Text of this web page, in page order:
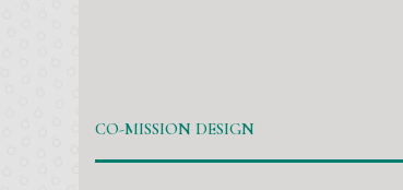
CO-MISSION DESIGN